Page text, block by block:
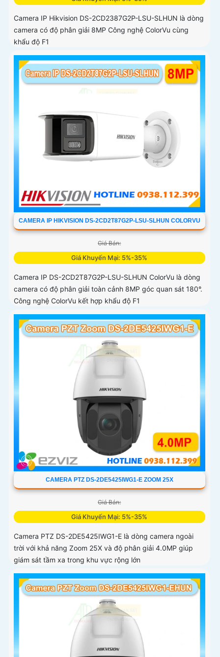
Camera IP Hikvision DS-2CD2387G2P-LSU-SLHUN là dòng
camera có độ phân giải 8MP Công nghệ ColorVu cùng
khẩu độ F1
CAMERA IP HIKVISION DS-2CD2T87G2P-LSU-SLHUN COLORVU
Giá Bán:
Giá Khuyến Mại: 5%-35%
Camera IP DS-2CD2T87G2P-LSU-SLHUN ColorVu là dòng
camera có độ phân giải toàn cảnh 8MP góc quan sát 180°.
Công nghệ ColorVu kết hợp khẩu độ F1
CAMERA PTZ DS-2DE5425IWG1-E ZOOM 25X
Giá Bán:
Giá Khuyến Mại: 5%-35%
Camera PTZ DS-2DE5425IWG1-E là dòng camera ngoài
trời với khả năng Zoom 25X và độ phân giải 4.0MP giúp
giám sát tầm xa trong khu vực rộng lớn